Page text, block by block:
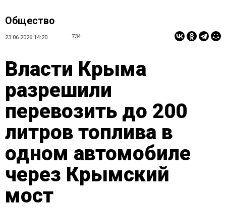
Общество
23.06.2026 14:20 734
Власти Крыма
разрешили
перевозить до 200
литров топлива в
одном автомобиле
через Крымский
мост